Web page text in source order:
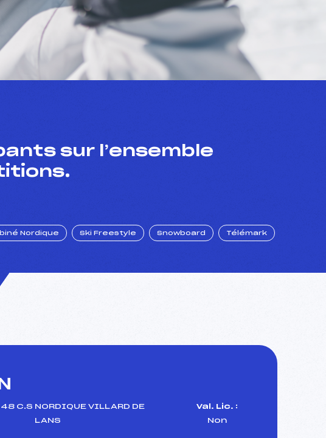
sur l’ensemble
Nordique Ski Freestyle Snowboard Télémark
C.S NORDIQUE VILLARD DE
LANS
Val. Lic. :
Non